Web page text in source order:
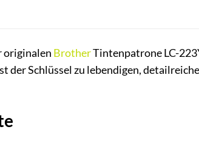
originalen BrotherTintenpatrone LC-
der Schlüssel zu lebendigen,